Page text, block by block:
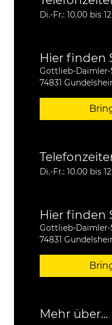
Di.-Fr.: 10.00 bis
Hier finden
Gottlieb-Daimler-
74831
Di.-Fr.: 10.00 bis
Hier finden
Gottlieb-Daimler-
74831
Mehr über...